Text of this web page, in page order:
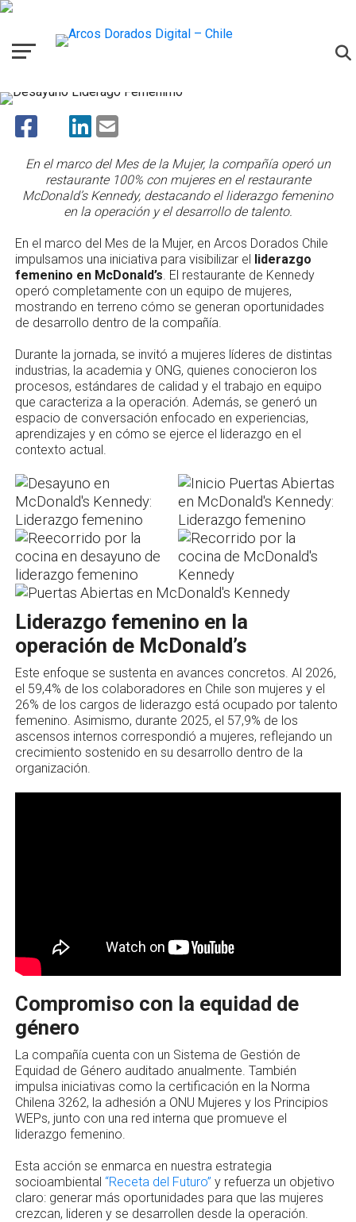
NOTICIAS
En el marco del Mes de la Mujer, la compañía operó un
restaurante 100% con mujeres en el restaurante
McDonald’s Kennedy, destacando el liderazgo femenino
en la operación y el desarrollo de talento.
En el marco del Mes de la Mujer, en Arcos Dorados Chile
impulsamos una iniciativa para visibilizar el liderazgo
femenino en McDonald’s. El restaurante de Kennedy
operó completamente con un equipo de mujeres,
mostrando en terreno cómo se generan oportunidades
de desarrollo dentro de la compañía.
Durante la jornada, se invitó a mujeres líderes de distintas
industrias, la academia y ONG, quienes conocieron los
procesos, estándares de calidad y el trabajo en equipo
que caracteriza a la operación. Además, se generó un
espacio de conversación enfocado en experiencias,
aprendizajes y en cómo se ejerce el liderazgo en el
contexto actual.
Liderazgo femenino en la
operación de McDonald’s
Este enfoque se sustenta en avances concretos. Al 2026,
el 59,4% de los colaboradores en Chile son mujeres y el
26% de los cargos de liderazgo está ocupado por talento
femenino. Asimismo, durante 2025, el 57,9% de los
ascensos internos correspondió a mujeres, reflejando un
crecimiento sostenido en su desarrollo dentro de la
organización.
Compromiso con la equidad de
género
La compañía cuenta con un Sistema de Gestión de
Equidad de Género auditado anualmente. También
impulsa iniciativas como la certificación en la Norma
Chilena 3262, la adhesión a ONU Mujeres y los Principios
WEPs, junto con una red interna que promueve el
liderazgo femenino.
Esta acción se enmarca en nuestra estrategia
socioambiental “Receta del Futuro” y refuerza un objetivo
claro: generar más oportunidades para que las mujeres
crezcan, lideren y se desarrollen desde la operación.